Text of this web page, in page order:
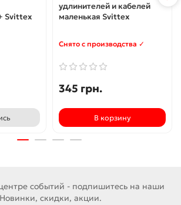
Svittex
удлинителей и кабелей
маленькая Svittex
Снято с производства ✓
345 грн.
В корзину
событий - подпишитесь на наши
скидки, акции.